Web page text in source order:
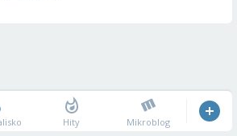
Hity Mikroblog